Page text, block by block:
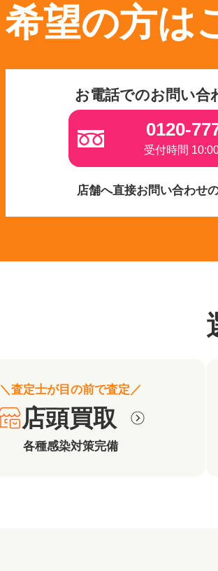
希望の方は
お電話でのお問い合
0120-
受付時間
店舗へ直接お問い合わせ
＼査定士が目の前で査定／
店頭買取
各種感染対策完備